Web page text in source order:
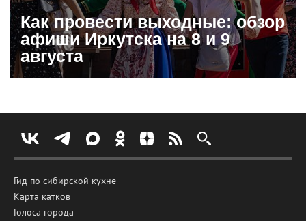
Как провести выходные: обзор
афиши Иркутска на 8 и 9
августа
Гид по сибирской кухне
Карта катков
Голоса города